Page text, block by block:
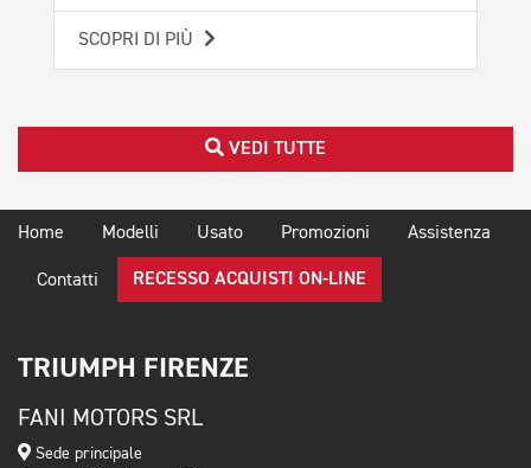
SCOPRI DI PIÙ
VEDI TUTTE
Home Modelli Usato Promozioni Assistenza
Contatti RECESSO ACQUISTI ON-LINE
TRIUMPH FIRENZE
FANI MOTORS SRL
Sede principale